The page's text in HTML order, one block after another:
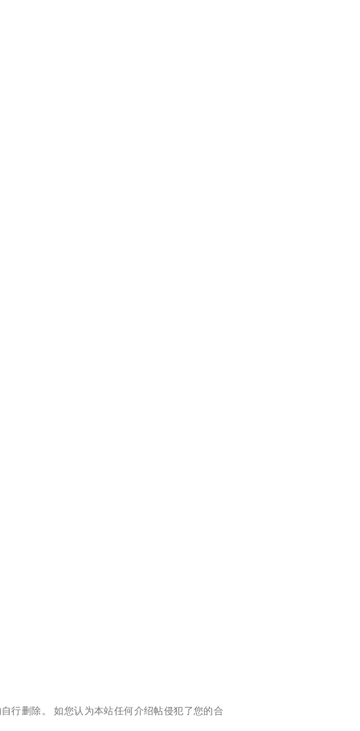
行删除。 如您认为本站任何介绍帖侵犯了您的合